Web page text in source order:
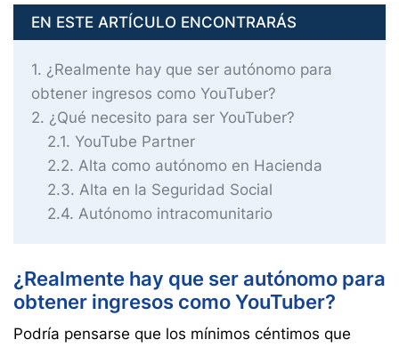
EN ESTE ARTÍCULO ENCONTRARÁS
1 ¿Realmente hay que ser autónomo para
obtener ingresos como YouTuber?
2 ¿Qué necesito para ser YouTuber?
2.1 YouTube Partner
2.2 Alta como autónomo en Hacienda
2.3 Alta en la Seguridad Social
2.4 Autónomo intracomunitario
¿Realmente hay que ser autónomo para
obtener ingresos como YouTuber?
Podría pensarse que los mínimos céntimos que